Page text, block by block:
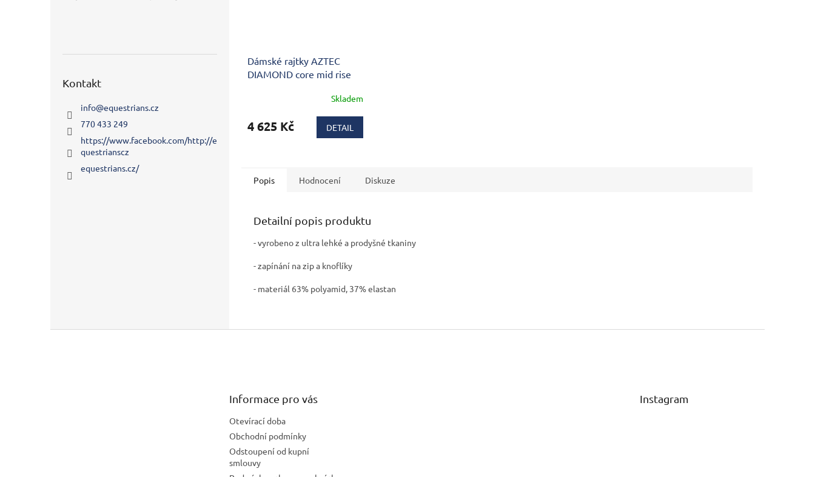
Kontakt
info@equestrians.cz
770 433 249
https://www.facebook.com/http://e
questrianscz
equestrians.cz/
Dámské rajtky AZTEC
DIAMOND core mid rise
Skladem
4 625 Kč DETAIL
Popis Hodnocení Diskuze
Detailní popis produktu
- vyrobeno z ultra lehké a prodyšné tkaniny
- zapínání na zip a knoflíky
- materiál 63% polyamid, 37% elastan
Informace pro vás
Otevírací doba
Obchodní podmínky
Odstoupení od kupní
smlouvy
Instagram